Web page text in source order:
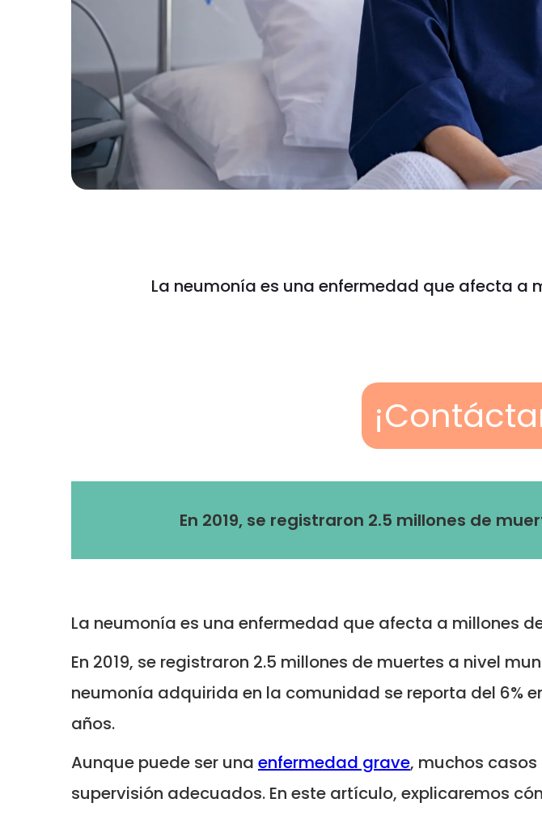
La neumonía es una enfermedad que afecta a
En 2019, se registraron 2.5 millones de
La neumonía es una enfermedad que afecta a millones
En 2019, se registraron 2.5 millones de muertes a nivel
neumonía adquirida en la comunidad se reporta del 6%
años.
Aunque puede ser una enfermedad grave, muchos
supervisión adecuados. En este artículo, explicaremos